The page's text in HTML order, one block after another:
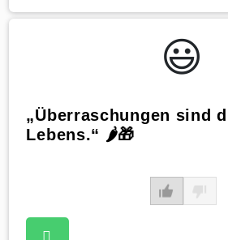
😃️
„Überraschungen sind
Lebens.“ 🌶️🎁